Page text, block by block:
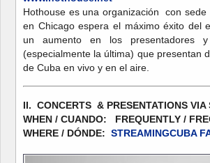
Hothouse es una organización con
en Chicago espera el máximo éxito del
un aumento en los presentadores
(especialmente la última) que presentan
de Cuba en vivo y en el aire.
II. CONCERTS & PRESENTATIONS
WHEN / CUANDO: FREQUENTLY /
WHERE / DÓNDE: STREAMINGCUBA